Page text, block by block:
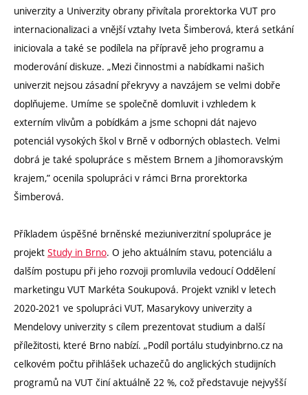
univerzity a Univerzity obrany přivítala prorektorka VUT pro
internacionalizaci a vnější vztahy Iveta Šimberová, která setkání
iniciovala a také se podílela na přípravě jeho programu a
moderování diskuze. „Mezi činnostmi a nabídkami našich
univerzit nejsou zásadní překryvy a navzájem se velmi dobře
doplňujeme. Umíme se společně domluvit i vzhledem k
externím vlivům a pobídkám a jsme schopni dát najevo
potenciál vysokých škol v Brně v odborných oblastech. Velmi
dobrá je také spolupráce s městem Brnem a Jihomoravským
krajem,” ocenila spolupráci v rámci Brna prorektorka
Šimberová.
Příkladem úspěšné brněnské meziuniverzitní spolupráce je
projekt Study in Brno. O jeho aktuálním stavu, potenciálu a
dalším postupu při jeho rozvoji promluvila vedoucí Oddělení
marketingu VUT Markéta Soukupová. Projekt vznikl v letech
2020-2021 ve spolupráci VUT, Masarykovy univerzity a
Mendelovy univerzity s cílem prezentovat studium a další
příležitosti, které Brno nabízí. „Podíl portálu studyinbrno.cz na
celkovém počtu přihlášek uchazečů do anglických studijních
programů na VUT činí aktuálně 22 %, což představuje nejvyšší